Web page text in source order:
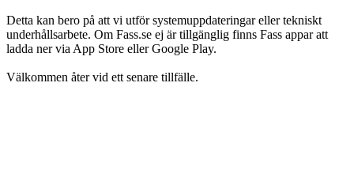
Detta kan bero på att vi utför systemuppdateringar eller tekniskt
underhållsarbete. Om Fass.se ej är tillgänglig finns Fass appar att
ladda ner via App Store eller Google Play.
Välkommen åter vid ett senare tillfälle.